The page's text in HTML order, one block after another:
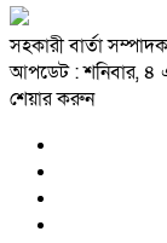
সহকারী বার্তা
আপডেট : শনিবার, ৪
শেয়ার করুন